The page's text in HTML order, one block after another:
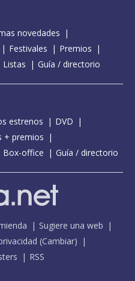
novedades
Festivales
Premios
Listas Guía / directorio
estrenos
DVD
+ premios
Box-office Guía / directorio
Sugiere una web
(Cambiar)
RSS